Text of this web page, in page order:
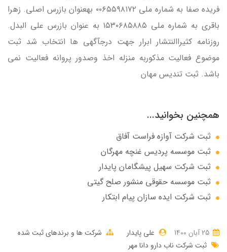
فريده صفا به شماره ملي ۰۰۶۵۵۹۸۱۷۲ بهعنوان بازرس اصلي. زهرا
باقري به شماره ملي ۱۵۳۰۶۸۵۸۸۵ به عنوان بازرس علي البدل.
روزنامه كثيراالنتشار ابرار جهت درجآگهي ها انتخاب شد ثبت
موضوع فعاليت مذكوربه منزله اخذ وصدور پروانه فعاليت نمي
باشد. ثبت تندیس مهان
همچنین بخوانید...
ثبت شرکت آوازه فراست آفاق
ثبت موسسه پردیس غنچه مهرگان
ثبت شرکت سهيل پيشگامان پايدار
ثبت موسسه حقوقی منشور صلح گیتی
ثبت شرکت ایده سازان پیام ابتکار
علی پایدار
شرکت ها و برندهای ثبت شده
ثبت شرکت ناب دارو دانا مهر